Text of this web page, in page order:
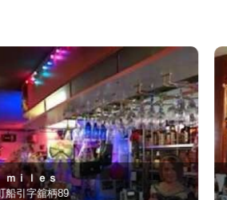
マイ・ダァリン
いわき市小名浜字船引場1-8